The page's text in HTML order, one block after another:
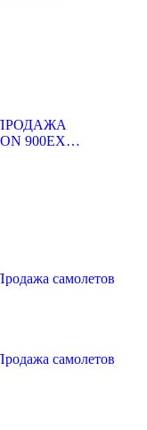
ПРОДАЖА
900EX…
самолетов
самолетов